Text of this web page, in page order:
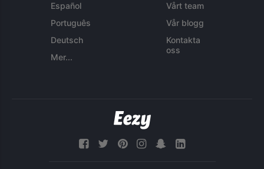
Español
Português
Deutsch
Mer...
Vårt team
Vår blogg
Kontakta
oss